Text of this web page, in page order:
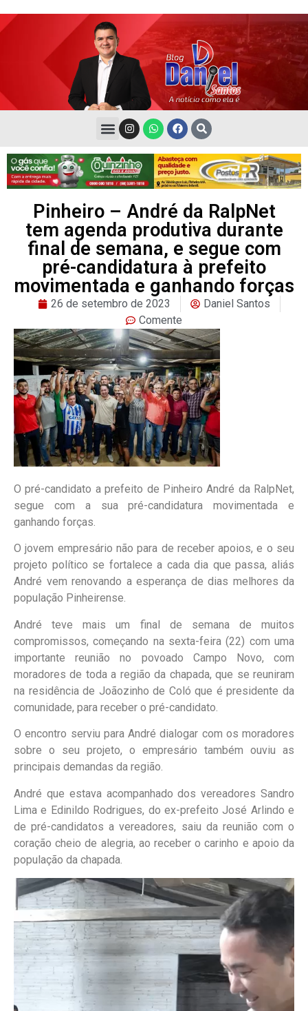
Pinheiro – André da RalpNet
tem agenda produtiva durante
final de semana, e segue com
pré-candidatura à prefeito
movimentada e ganhando forças
26 de setembro de 2023
Daniel Santos
Comente
O pré-candidato a prefeito de Pinheiro André da RalpNet,
segue com a sua pré-candidatura movimentada e
ganhando forças.
O jovem empresário não para de receber apoios, e o seu
projeto político se fortalece a cada dia que passa, aliás
André vem renovando a esperança de dias melhores da
população Pinheirense.
André teve mais um final de semana de muitos
compromissos, começando na sexta-feira (22) com uma
importante reunião no povoado Campo Novo, com
moradores de toda a região da chapada, que se reuniram
na residência de Joãozinho de Coló que é presidente da
comunidade, para receber o pré-candidato.
O encontro serviu para André dialogar com os moradores
sobre o seu projeto, o empresário também ouviu as
principais demandas da região.
André que estava acompanhado dos vereadores Sandro
Lima e Edinildo Rodrigues, do ex-prefeito José Arlindo e
de pré-candidatos a vereadores, saiu da reunião com o
coração cheio de alegria, ao receber o carinho e apoio da
população da chapada.
Tocador
de
vídeo